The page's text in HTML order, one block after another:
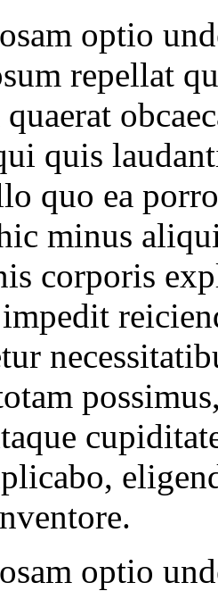
optio
repellat
quis
quo ea
minus
corporis
optio